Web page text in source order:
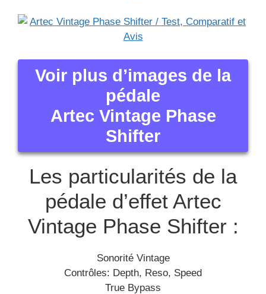
Voir plus d’images de la
pédale
Artec Vintage Phase
Shifter
Les particularités de la
pédale d’effet Artec
Vintage Phase Shifter :
Sonorité Vintage
Contrôles: Depth, Reso, Speed
True Bypass